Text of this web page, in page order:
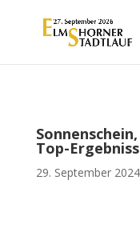
Top-
29. September 2024